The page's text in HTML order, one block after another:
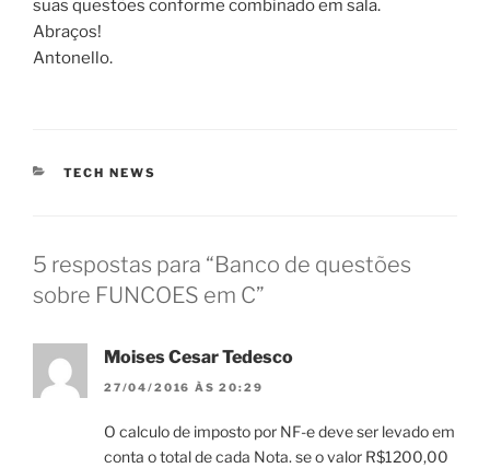
suas questões conforme combinado em sala.
Abraços!
Antonello.
CATEGORIAS
TECH NEWS
5 respostas para “Banco de questões
sobre FUNCOES em C”
Moises Cesar Tedesco
27/04/2016 ÀS 20:29
O calculo de imposto por NF-e deve ser levado em
conta o total de cada Nota. se o valor R$1200,00